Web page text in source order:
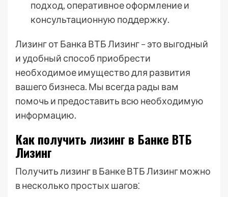
подход, оперативное оформление и
консультационную поддержку.
Лизинг от Банка ВТБ Лизинг – это выгодный
и удобный способ приобрести
необходимое имущество для развития
вашего бизнеса. Мы всегда рады вам
помочь и предоставить всю необходимую
информацию.
Как получить лизинг в Банке ВТБ
Лизинг
Получить лизинг в Банке ВТБ Лизинг можно
в несколько простых шагов⁚